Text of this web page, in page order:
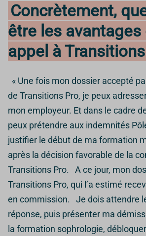
Concrètement,
être les avantages
appel à
« Une fois mon dossier accepté
de Transitions Pro, je peux
mon employeur. Et dans le cadre
peux prétendre aux indemnités
justifier le début de ma formation
après la décision favorable de la
Transitions Pro. A ce jour, mon
Transitions Pro, qui l’a estimé
en commission. Je dois attendre
réponse, puis présenter ma
la formation sophrologie,